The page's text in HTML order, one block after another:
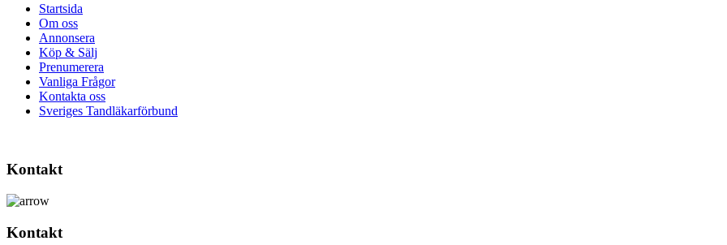
Startsida
Om oss
Annonsera
Köp & Sälj
Prenumerera
Vanliga Frågor
Kontakta oss
Sveriges Tandläkarförbund
Kontakt
Kontakt